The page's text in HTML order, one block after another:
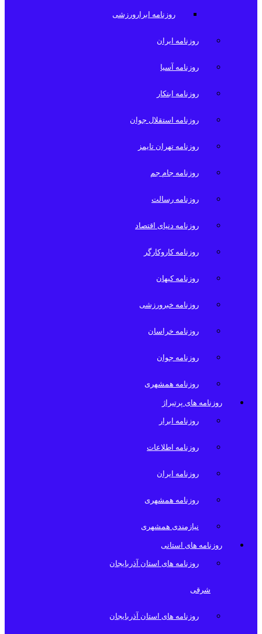
روزنامه ابرارورزشی
روزنامه ایران
روزنامه آسیا
روزنامه ابتکار
روزنامه استقلال جوان
روزنامه تهران تایمز
روزنامه جام جم
روزنامه رسالت
روزنامه دنیای اقتصاد
روزنامه کاروکارگر
روزنامه کیهان
روزنامه خبرورزشی
روزنامه خراسان
روزنامه جوان
روزنامه همشهری
روزنامه های پرتیراژ
روزنامه ابرار
روزنامه اطلاعات
روزنامه ایران
روزنامه همشهری
نیازمندی همشهری
روزنامه های استانی
روزنامه های استان آذربایجان
شرقی
روزنامه های استان آذربایجان